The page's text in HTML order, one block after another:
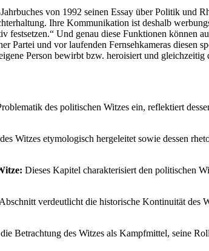
von 1992 seinen Essay über Politik und
Ihre Kommunikation ist deshalb
festsetzen.“ Und genau diese Funktionen können
Partei und vor laufenden Fernsehkameras
Person bewirbt bzw. heroisiert und
des politischen Witzes ein, reflektiert
Witzes etymologisch hergeleitet sowie dessen
Dieses Kapitel charakterisiert den politischen
verdeutlicht die historische Kontinuität des
Betrachtung des Witzes als Kampfmittel, seine